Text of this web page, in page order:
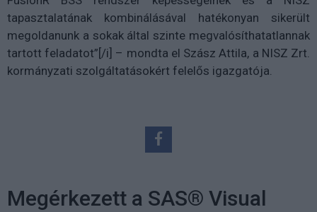
tapasztalatának kombinálásával hatékonyan sikerült
megoldanunk a sokak által szinte megvalósíthatatlannak
tartott feladatot”[/i] – mondta el Szász Attila, a NISZ Zrt.
kormányzati szolgáltatásokért felelős igazgatója.
Megérkezett a SAS® Visual